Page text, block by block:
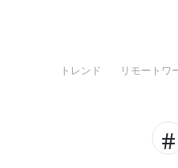
トレンド リモートワ